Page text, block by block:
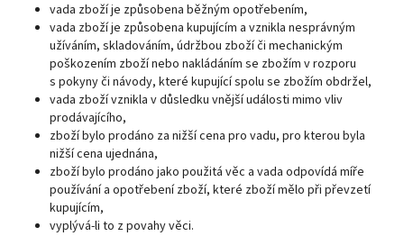
vada zboží je způsobena běžným opotřebením,
vada zboží je způsobena kupujícím a vznikla nesprávným
užíváním, skladováním, údržbou zboží či mechanickým
poškozením zboží nebo nakládáním se zbožím v rozporu
s pokyny či návody, které kupující spolu se zbožím obdržel,
vada zboží vznikla v důsledku vnější události mimo vliv
prodávajícího,
zboží bylo prodáno za nižší cena pro vadu, pro kterou byla
nižší cena ujednána,
zboží bylo prodáno jako použitá věc a vada odpovídá míře
používání a opotřebení zboží, které zboží mělo při převzetí
kupujícím,
vyplývá-li to z povahy věci.